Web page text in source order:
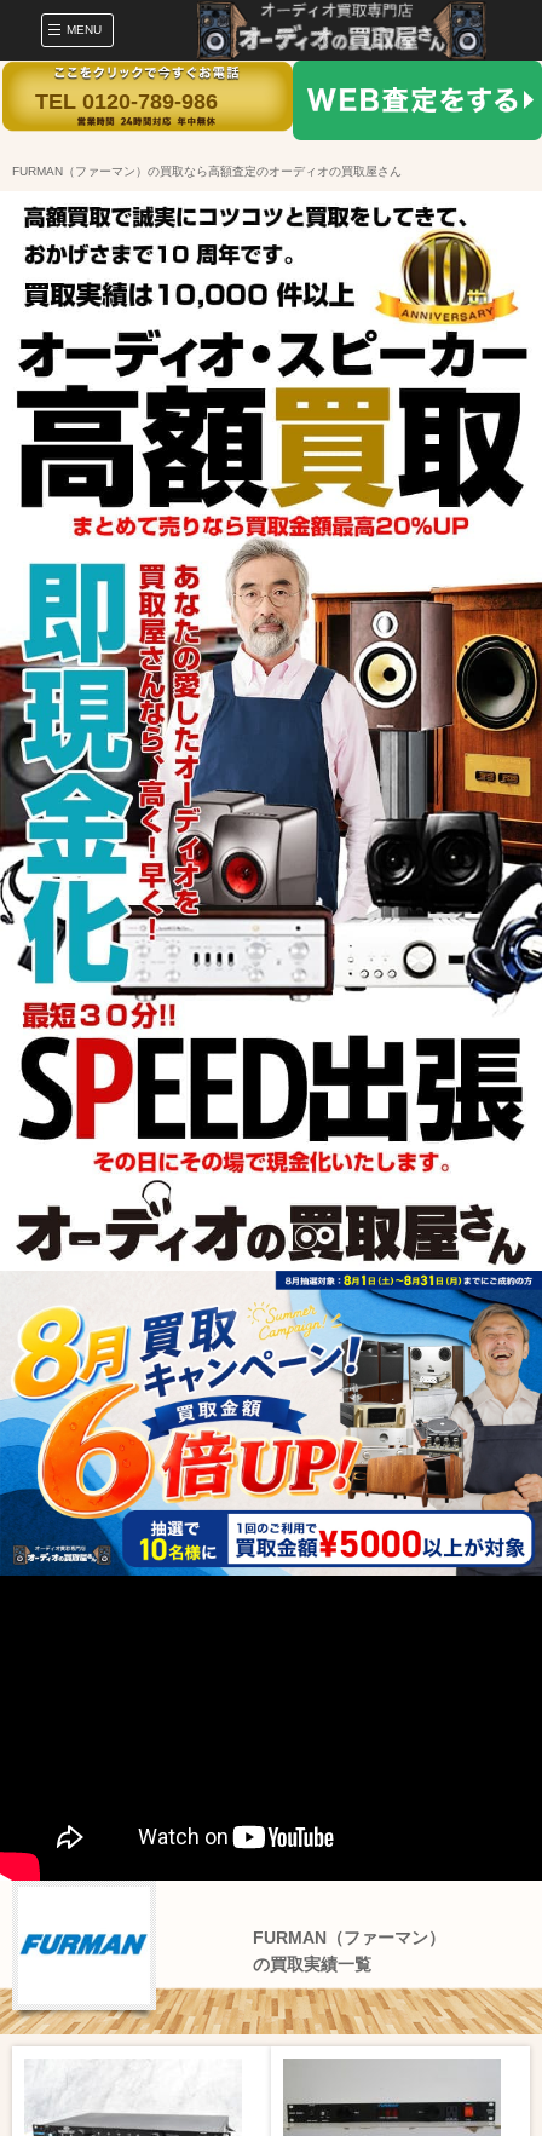
MENU
TEL 0120-789-986
FURMAN（ファーマン）の買取なら高額査定のオーディオの買取屋さん
FURMAN（ファーマン）
の買取実績一覧